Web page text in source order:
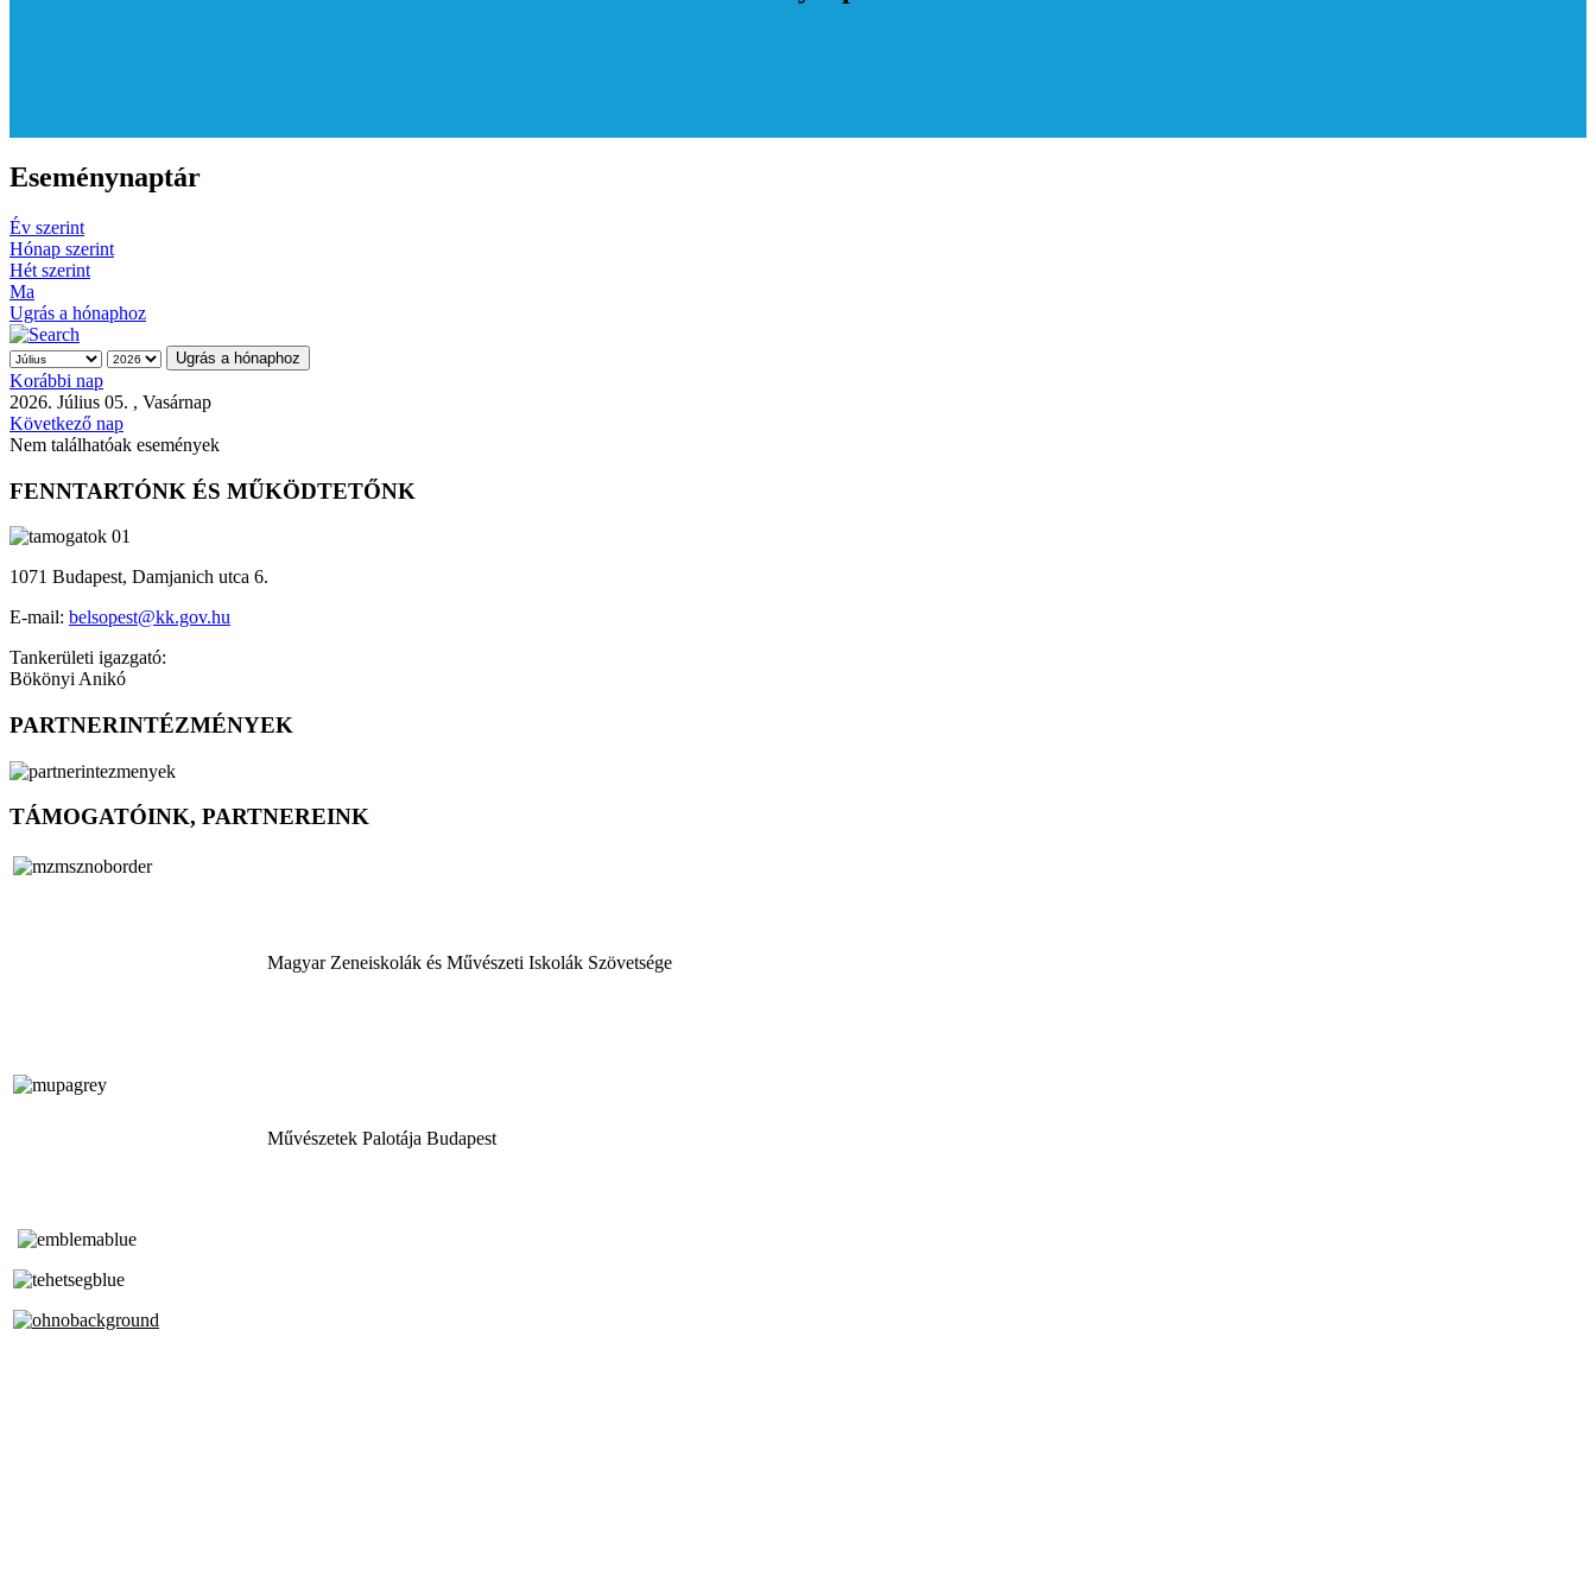
Eseménynaptár
Év szerint
Hónap szerint
Hét szerint
Ma
Ugrás a hónaphoz
Ugrás a hónaphoz
Korábbi nap
2026. Július 05. , Vasárnap
Következő nap
Nem találhatóak események
FENNTARTÓNK ÉS MŰKÖDTETŐNK
1071 Budapest, Damjanich utca 6.
E-mail: belsopest@kk.gov.hu
Tankerületi igazgató:
Bökönyi Anikó
PARTNERINTÉZMÉNYEK
TÁMOGATÓINK, PARTNEREINK
Magyar Zeneiskolák és Művészeti Iskolák Szövetsége
Művészetek Palotája Budapest